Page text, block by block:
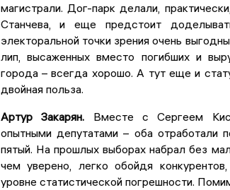
магистрали. Дог-парк делали,
Станчева, и еще предстоит
электоральной точки зрения очень
лип, высаженных вместо погибших и
города – всегда хорошо. А тут еще и
двойная польза.
Артур Закарян. Вместе с Сергеем
опытными депутатами – оба отработали
пятый. На прошлых выборах набрал без
чем уверено, легко обойдя
уровне статистической погрешности.